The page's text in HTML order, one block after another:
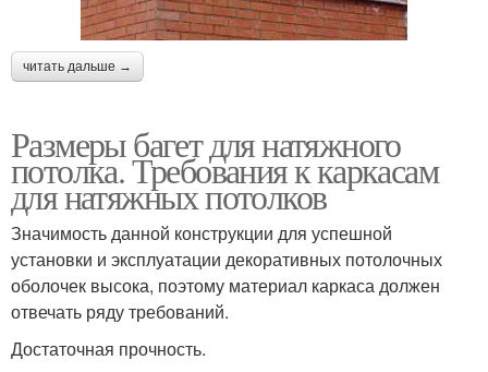
читать дальше →
Размеры багет для натяжного
потолка. Требования к каркасам
для натяжных потолков
Значимость данной конструкции для успешной
установки и эксплуатации декоративных потолочных
оболочек высока, поэтому материал каркаса должен
отвечать ряду требований.
Достаточная прочность.